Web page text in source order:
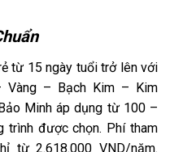
từ 15 ngày tuổi trở lên với
Vàng – Bạch Kim – Kim
Minh áp dụng từ 100 –
trình được chọn. Phí tham
từ 2.618.000 VND/năm.